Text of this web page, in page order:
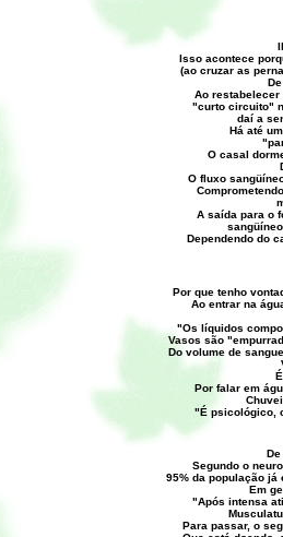
Isso acontece
(ao cruzar as
Ao restabelecer
"curto circuito"
daí a
Há até
O casal
O fluxo
A saída para o
Dependendo do
Por que tenho
Ao entrar na
"Os líquidos
Vasos são
Do volume de
Por falar em
"É psicológico,
Segundo o
95% da população já
Em
"Após intensa
Para passar, o